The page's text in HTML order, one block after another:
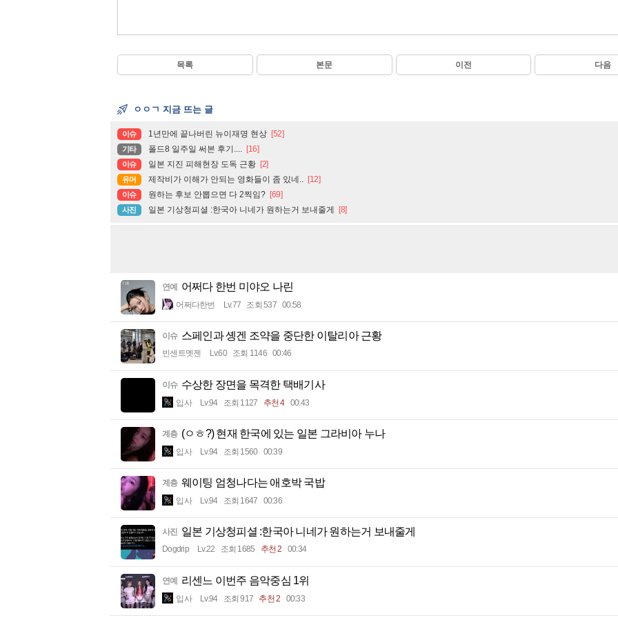
목록 본문 이전 다음
ㅇㅇㄱ 지금 뜨는 글
이슈 1년만에 끝나버린 뉴이재명 현상 [52]
기타 폴드8 일주일 써본 후기.... [16]
이슈 일본 지진 피해현장 도독 근황 [2]
유머 제작비가 이해가 안되는 영화들이 좀 있네.. [12]
이슈 원하는 후보 안뽑으면 다 2찍임? [69]
사진 일본 기상청피셜 :한국아 니네가 원하는거 보내줄게 [8]
연예 어쩌다 한번 미야오 나린
어쩌다한번 Lv.77 조회 537 00:58
이슈 스페인과 솅겐 조약을 중단한 이탈리아 근황
빈센트멧젠 Lv.60 조회 1146 00:46
이슈 수상한 장면을 목격한 택배기사
입사 Lv.94 조회 1127 추천 4 00:43
계층 (ㅇㅎ?) 현재 한국에 있는 일본 그라비아 누나
입사 Lv.94 조회 1560 00:39
계층 웨이팅 엄청나다는 애호박 국밥
입사 Lv.94 조회 1647 00:36
사진 일본 기상청피셜 :한국아 니네가 원하는거 보내줄게
Dogdrip Lv.22 조회 1685 추천 2 00:34
연예 리센느 이번주 음악중심 1위
입사 Lv.94 조회 917 추천 2 00:33